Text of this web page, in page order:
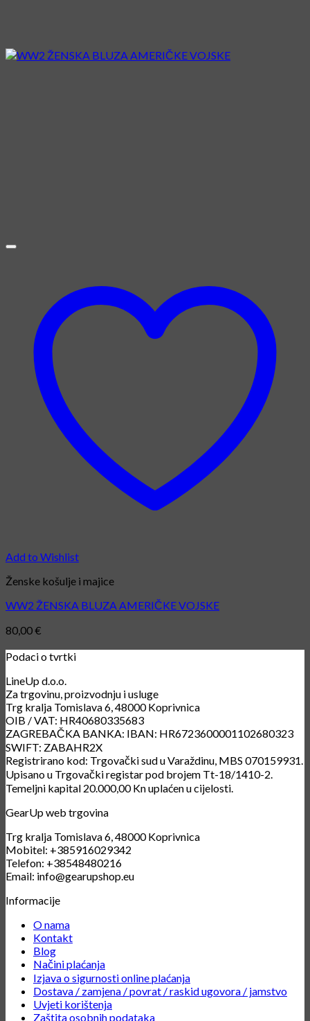
Add to Wishlist
Ženske košulje i majice
WW2 ŽENSKA BLUZA AMERIČKE VOJSKE
80,00€
Podaci o tvrtki
LineUp d.o.o.
Za trgovinu, proizvodnju i usluge
Trg kralja Tomislava 6, 48000 Koprivnica
OIB / VAT: HR40680335683
ZAGREBAČKA BANKA: IBAN: HR6723600001102680323
SWIFT: ZABAHR2X
Registrirano kod: Trgovački sud u Varaždinu, MBS 070159931.
Upisano u Trgovački registar pod brojem Tt-18/1410-2.
Temeljni kapital 20.000,00 Kn uplaćen u cijelosti.
GearUp web trgovina
Trg kralja Tomislava 6, 48000 Koprivnica
Mobitel: +385916029342
Telefon: +38548480216
Email: info@gearupshop.eu
Informacije
O nama
Kontakt
Blog
Načini plaćanja
Izjava o sigurnosti online plaćanja
Dostava / zamjena / povrat / raskid ugovora / jamstvo
Uvjeti korištenja
Zaštita osobnih podataka